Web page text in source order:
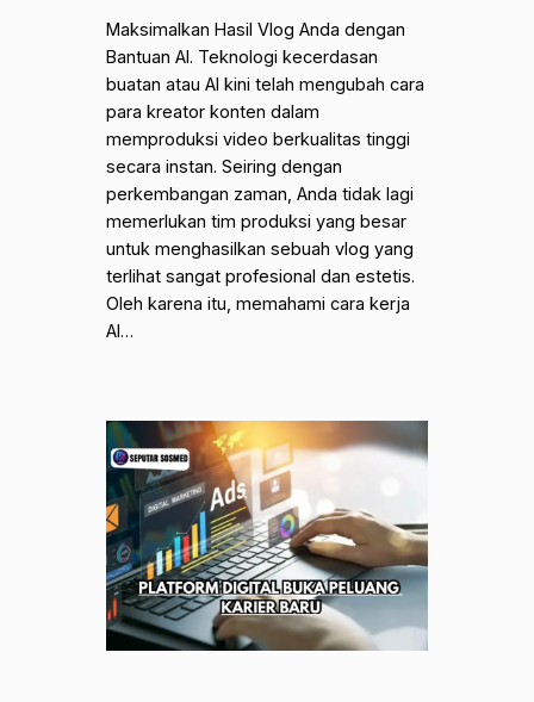
Maksimalkan Hasil Vlog Anda dengan
Bantuan AI. Teknologi kecerdasan
buatan atau AI kini telah mengubah cara
para kreator konten dalam
memproduksi video berkualitas tinggi
secara instan. Seiring dengan
perkembangan zaman, Anda tidak lagi
memerlukan tim produksi yang besar
untuk menghasilkan sebuah vlog yang
terlihat sangat profesional dan estetis.
Oleh karena itu, memahami cara kerja
AI…